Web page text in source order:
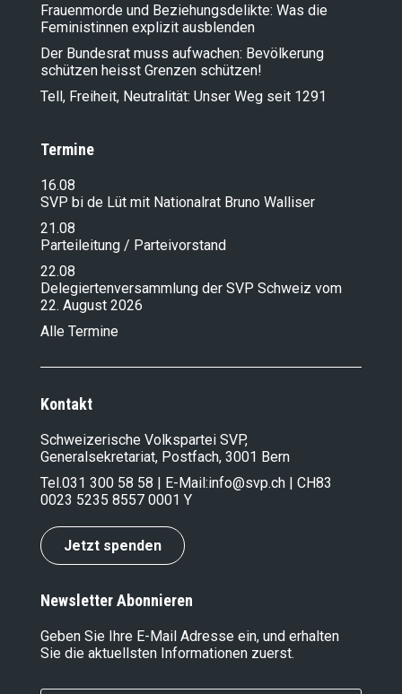
Frauenmorde und Beziehungsdelikte: Was die
Feministinnen explizit ausblenden
Der Bundesrat muss aufwachen: Bevölkerung
schützen heisst Grenzen schützen!
Tell, Freiheit, Neutralität: Unser Weg seit 1291
Termine
16.08
SVP bi de Lüt mit Nationalrat Bruno Walliser
21.08
Parteileitung / Parteivorstand
22.08
Delegiertenversammlung der SVP Schweiz vom
22. August 2026
Alle Termine
Kontakt
Schweizerische Volkspartei SVP,
Generalsekretariat, Postfach, 3001 Bern
Tel.031 300 58 58 | E-Mail:info@svp.ch | CH83
0023 5235 8557 0001 Y
Jetzt spenden
Newsletter Abonnieren
Geben Sie Ihre E-Mail Adresse ein, und erhalten
Sie die aktuellsten Informationen zuerst.